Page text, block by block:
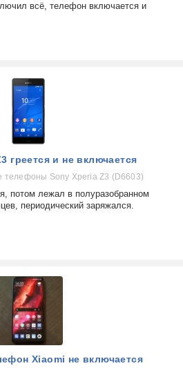
всё, телефон включается и
греется и не включается
телефоны Sony Xperia Z3 (D6603)
потом лежал в полуразобранном
периодический заряжался.
Xiaomi не включается